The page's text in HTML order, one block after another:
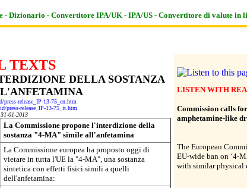
-Dizionario - Convertitore IPA/UK - IPA/US - Convertitore di valute in
TEXTS
DELLA SOSTANZA
press-release_IP-13-75_en.htm
press-release_IP-13-75_it.htm
01-2013
La Commissione propone l'interdizione della
sostanza "4-MA" simile all'anfetamina
La Commissione europea ha proposto oggi di
vietare in tutta l'UE la "4-MA", una sostanza
sintetica con effetti fisici simili a quelli
dell'anfetamina:
LISTEN WITH
Commission calls
amphetamine-like
The European
EU-wide ban on ‘4-
with similar physical